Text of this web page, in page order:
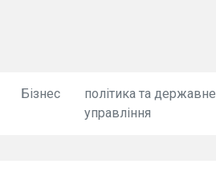
Бізнес
політика та державне
управління